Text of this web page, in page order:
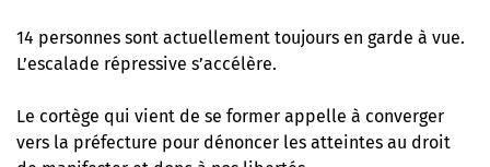
14 personnes sont actuellement toujours en garde à vue.
L’escalade répressive s’accélère.
Le cortège qui vient de se former appelle à converger
vers la préfecture pour dénoncer les atteintes au droit